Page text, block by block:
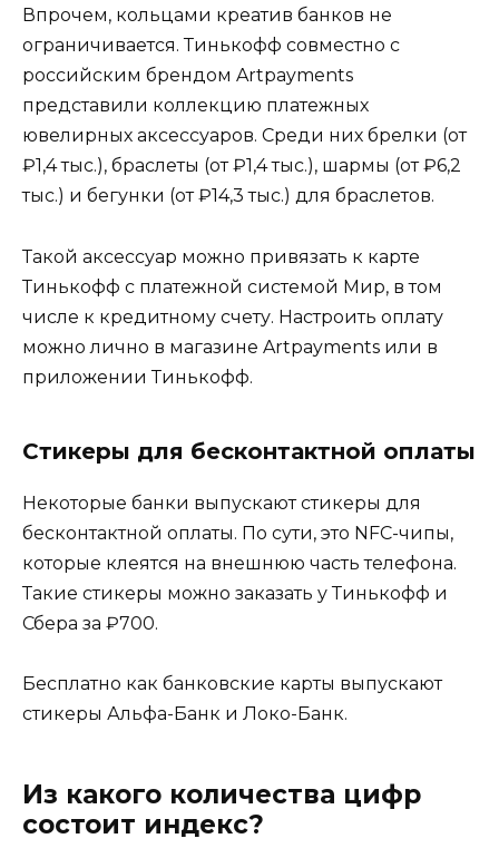
Впрочем, кольцами креатив банков не
ограничивается. Тинькофф совместно с
российским брендом Artpayments
представили коллекцию платежных
ювелирных аксессуаров. Среди них брелки (от
₽1,4 тыс.), браслеты (от ₽1,4 тыс.), шармы (от ₽6,2
тыс.) и бегунки (от ₽14,3 тыс.) для браслетов.
Такой аксессуар можно привязать к карте
Тинькофф с платежной системой Мир, в том
числе к кредитному счету. Настроить оплату
можно лично в магазине Artpayments или в
приложении Тинькофф.
Стикеры для бесконтактной оплаты
Некоторые банки выпускают стикеры для
бесконтактной оплаты. По сути, это NFC-чипы,
которые клеятся на внешнюю часть телефона.
Такие стикеры можно заказать у Тинькофф и
Сбера за ₽700.
Бесплатно как банковские карты выпускают
стикеры Альфа-Банк и Локо-Банк.
Из какого количества цифр
состоит индекс?